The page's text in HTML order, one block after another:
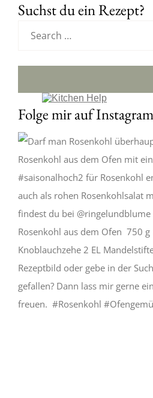
Suchst du ein Rezept?
Folge mir auf Instagram